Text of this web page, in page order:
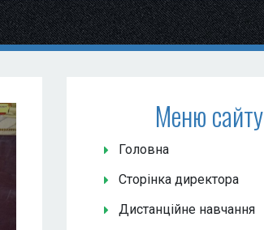
Меню сайту
Головна
Сторінка директора
Дистанційне навчання